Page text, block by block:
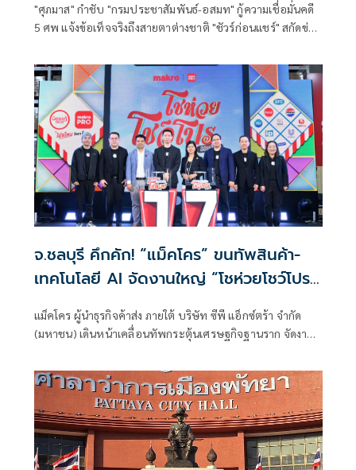
"ศุภมาส" กำชับ "กรมประชาสัมพันธ์-อสมท" กู้ความเชื่อมั่นคดี
5 ศพ แจ้งข้อเท็จจริงถึงสายตาต่างชาติ "ชัวร์ก่อนแชร์" สกัดข่าว
จ.ชลบุรี คึกคัก! “แม็คโคร” ขนทัพสินค้า-
เทคโนโลยี AI จัดงานใหญ่ “โชห่วยโชว์โปร
กำไรยั่งยืน
แม็คโคร ผู้นำธุรกิจค้าส่ง ภายใต้ บริษัท ซีพี แอ็กซ์ตร้า จำกัด
(มหาชน) เดินหน้าเคลื่อนทัพกระตุ้นเศรษฐกิจฐานราก จัดงาน